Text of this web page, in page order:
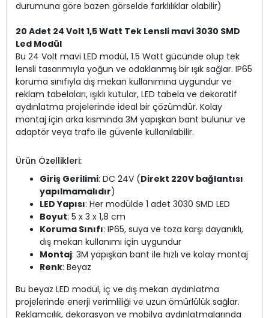
durumuna göre bazen görselde farklılıklar olabilir)
20 Adet 24 Volt 1,5 Watt Tek Lensli mavi 3030 SMD
Led Modül
Bu 24 Volt mavi LED modül, 1.5 Watt gücünde olup tek
lensli tasarımıyla yoğun ve odaklanmış bir ışık sağlar. IP65
koruma sınıfıyla dış mekan kullanımına uygundur ve
reklam tabelaları, ışıklı kutular, LED tabela ve dekoratif
aydınlatma projelerinde ideal bir çözümdür. Kolay
montaj için arka kısmında 3M yapışkan bant bulunur ve
adaptör veya trafo ile güvenle kullanılabilir.
Ürün Özellikleri:
Giriş Gerilimi: DC 24V (Direkt 220V bağlantısı
yapılmamalıdır)
LED Yapısı: Her modülde 1 adet 3030 SMD LED
Boyut: 5 x 3 x 1,8 cm
Koruma Sınıfı: IP65, suya ve toza karşı dayanıklı,
dış mekan kullanımı için uygundur
Montaj: 3M yapışkan bant ile hızlı ve kolay montaj
Renk: Beyaz
Bu beyaz LED modül, iç ve dış mekan aydınlatma
projelerinde enerji verimliliği ve uzun ömürlülük sağlar.
Reklamcılık, dekorasyon ve mobilya aydınlatmalarında